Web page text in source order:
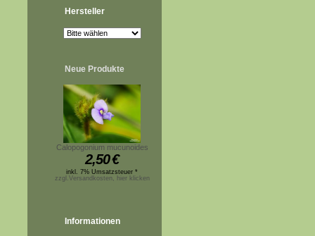
Hersteller
Neue Produkte
Calopogonium mucunoides
2,50€
inkl. 7% Umsatzsteuer *
zzgl.Versandkosten, hier klicken
Informationen